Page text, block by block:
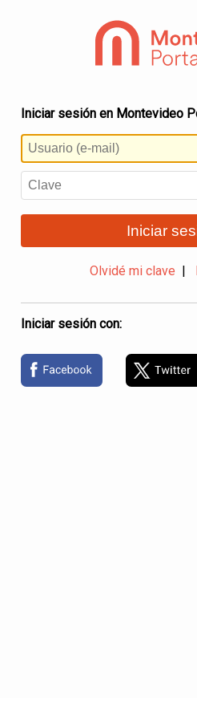
Iniciar sesión en Montevideo
Iniciar
Olvidé mi clave
Iniciar sesión con: